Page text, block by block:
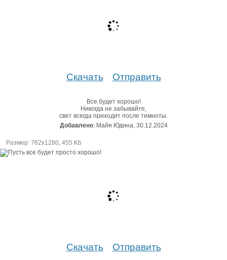
Скачать Отправить
Все будет хорошо!
Никогда не забывайте,
свет всегда приходит после темноты.
Добавлено: Майя Юдина, 30.12.2024
Размер: 762х1280, 455 Kb
Скачать Отправить